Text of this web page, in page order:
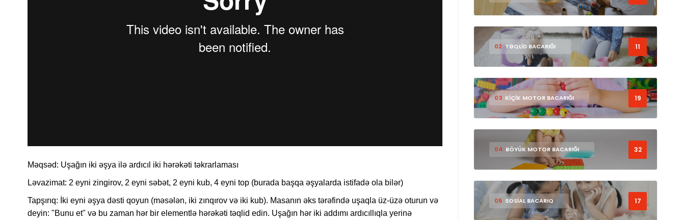
Məqsəd: Uşağın iki əşya ilə ardıcıl iki hərəkəti təkrarlaması
Ləvazimat: 2 eyni zingirov, 2 eyni səbət, 2 eyni kub, 4 eyni top (burada başqa əşyalarda istifadə ola bilər)
Tapşırıq:
İki eyni əşya dəsti qoyun (məsələn, iki zınqırov və iki kub). Masanın əks tərəfində uşaqla üz-üzə oturun və
deyin: "Bunu et" və bu zaman hər bir elementlə hərəkəti təqlid edin. Uşağın hər iki addımı ardıcıllıqla yerinə
02 TƏQLİD BACARIĞI 11
03 KİÇİK MOTOR BACARIĞI 19
04 BÖYÜK MOTOR BACARIĞI 32
05 SOSİAL BACARIQ 17